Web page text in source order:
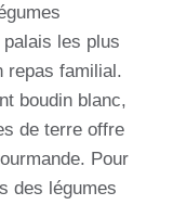
les plus
repas familial.
boudin blanc,
de terre offre
Pour
des légumes